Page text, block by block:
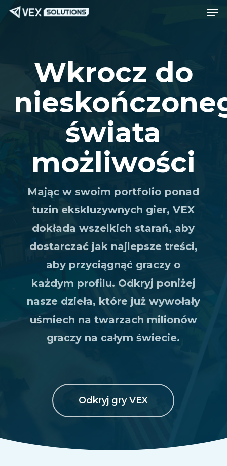
Przejdź
Wkrocz do
świata
możliwości
Mając w swoim portfolio ponad
tuzin ekskluzywnych gier, VEX
dokłada wszelkich starań, aby
dostarczać jak najlepsze treści,
aby przyciągnąć graczy o
każdym profilu. Odkryj poniżej
nasze dzieła, które już wywołały
uśmiech na twarzach milionów
graczy na całym świecie.
Odkryj gry VEX
Menu